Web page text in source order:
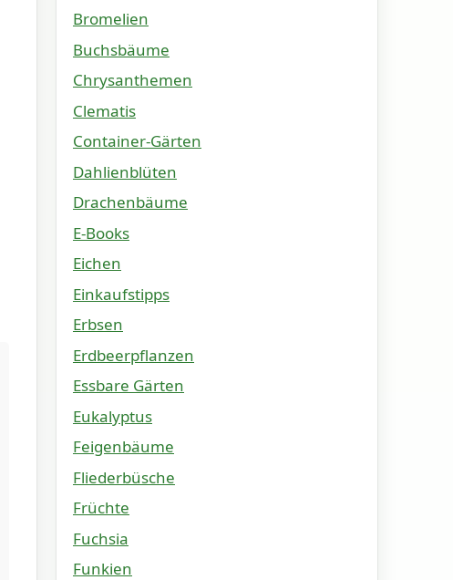
Bromelien
Buchsbäume
Chrysanthemen
Clematis
Container-Gärten
Dahlienblüten
Drachenbäume
E-Books
Eichen
Einkaufstipps
Erbsen
Erdbeerpflanzen
Essbare Gärten
Eukalyptus
Feigenbäume
Fliederbüsche
Früchte
Fuchsia
Funkien